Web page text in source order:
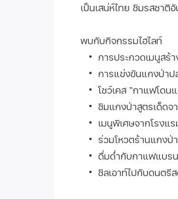
เป็นเสน่ห์ไทย ชิมรสชา
พบกับกิจกรรมไฮไลท์
การประกวดเมนูสร้
การแข่งขันแกงป่าป
โชว์เคส “กาแฟโดน
ชิมแกงป่าสูตรเด็ด
เมนูพิเศษจากโรงแ
ร่วมโหวตร้านแกงป่
ดื่มด่ำกับกาแฟแบร
ชิลเอาท์ไปกับดนตรี